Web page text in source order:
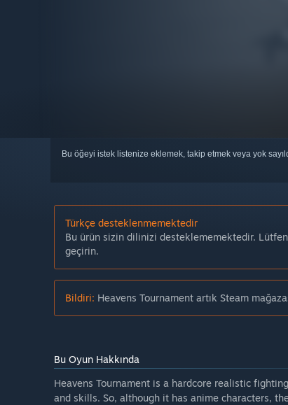
Bu öğeyi istek listenize eklemek, takip etmek veya yok
Türkçe desteklenmemektedir
Bu ürün sizin dilinizi desteklememektedir.
geçirin.
Bildiri: Heavens Tournament artık Steam
Bu Oyun Hakkında
Heavens Tournament is a hardcore realistic
and skills. So, although it has anime characters,